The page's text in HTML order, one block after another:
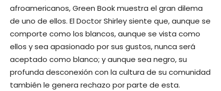
afroamericanos, Green Book muestra el gran dilema
de uno de ellos. El Doctor Shirley siente que, aunque se
comporte como los blancos, aunque se vista como
ellos y sea apasionado por sus gustos, nunca será
aceptado como blanco; y aunque sea negro, su
profunda desconexión con la cultura de su comunidad
también le genera rechazo por parte de esta.